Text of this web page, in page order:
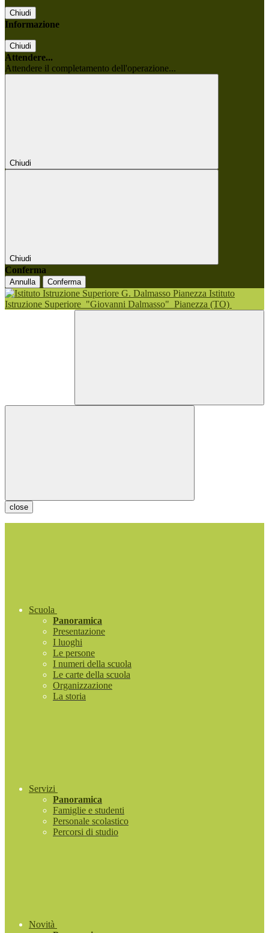
Chiudi
Informazione
Chiudi
Attendere...
Attendere il completamento dell'operazione...
Chiudi
Chiudi
Conferma
Annulla Conferma
Istituto
Istruzione Superiore "Giovanni Dalmasso" Pianezza (TO)
close
Scuola
Panoramica
Presentazione
I luoghi
Le persone
I numeri della scuola
Le carte della scuola
Organizzazione
La storia
Servizi
Panoramica
Famiglie e studenti
Personale scolastico
Percorsi di studio
Novità